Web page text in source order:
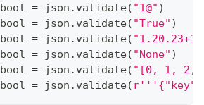
bool = json . validate( "1@" )
bool = json . validate( "True" )
bool = json . validate( "1.20.23+1"
bool = json . validate( "None" )
bool = json . validate( "[0, 1,
bool = json . validate(